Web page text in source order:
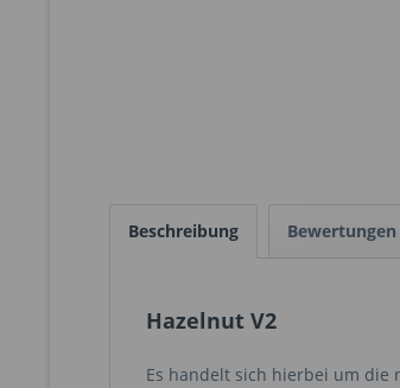
Beschreibung Bewertungen
Hazelnut V2
Es handelt sich hierbei um die